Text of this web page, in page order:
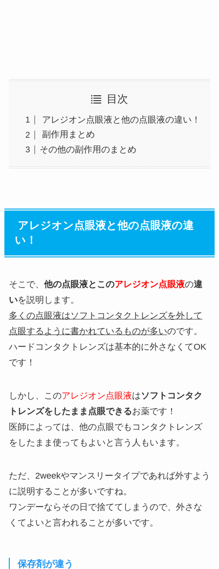
目次
アレジオン点眼液と他の点眼液の違い！
副作用まとめ
その他の副作用のまとめ
アレジオン点眼液と他の点眼液の違
い！
そこで、 他の点眼液とこのアレジオン点眼液の違
いを説明します。
多くの点眼液はソフトコンタクトレンズを外して
点眼するように書かれているものが多いのです。
ハードコンタクトレンズは基本的に外さなくてOK
です！
しかし、このアレジオン点眼液はソフトコンタク
トレンズをしたまま点眼できるお薬です！
医師によっては、他の点眼でもコンタクトレンズ
をしたまま使ってもよいと言う人もいます。
ただ、2weekやマンスリータイプであれば外すよう
に説明することが多いですね。
ワンデーならその日で捨ててしまうので、外さな
くてよいと言われることが多いです。
保存剤が違う